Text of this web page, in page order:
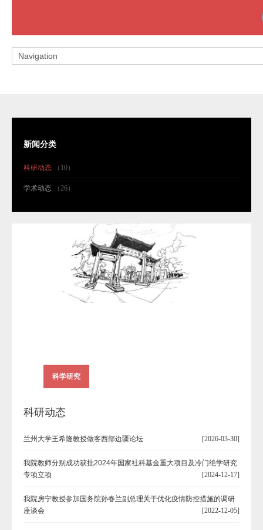
新闻分类
科研动态 （10）
学术动态 （26）
科学研究
科研动态
兰州大学王希隆教授做客西部边疆论坛 [2026-03-30]
我院教师分别成功获批2024年国家社科基金重大项目及冷门绝学研究
专项立项
[2024-12-17]
我院房宁教授参加国务院孙春兰副总理关于优化疫情防控措施的调研
座谈会
[2022-12-05]